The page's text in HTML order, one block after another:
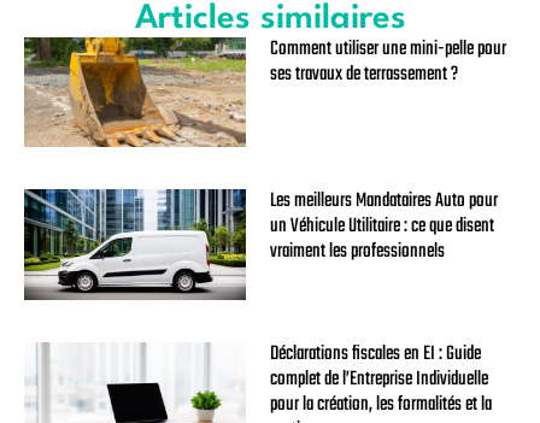
Articles similaires
Comment utiliser une mini-pelle pour
ses travaux de terrassement ?
Les meilleurs Mandataires Auto pour
un Véhicule Utilitaire : ce que disent
vraiment les professionnels
Déclarations fiscales en EI : Guide
complet de l’Entreprise Individuelle
pour la création, les formalités et la